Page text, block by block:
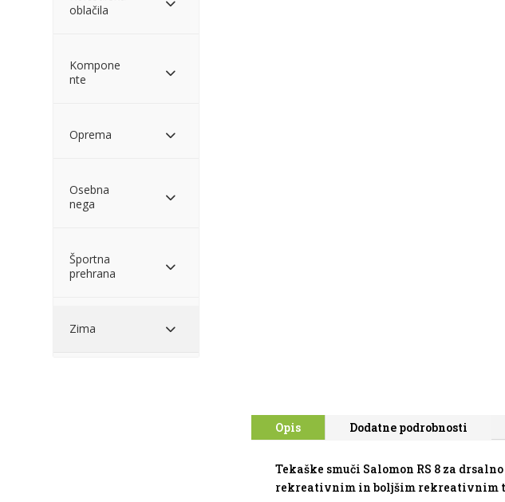
oblačila
Kompone
nte
Oprema
Osebna
nega
Športna
prehrana
Zima
Opis Dodatne podrobnosti
Tekaške smuči Salomon RS 8 za
rekreativnim in boljšim rekreativnim